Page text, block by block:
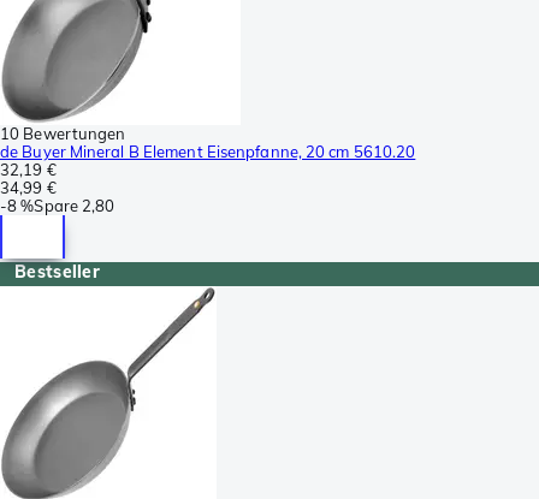
10 Bewertungen
de Buyer Mineral B Element Eisenpfanne, 20 cm 5610.20
32,19 €
34,99 €
-8 %Spare 2,80
Bestseller